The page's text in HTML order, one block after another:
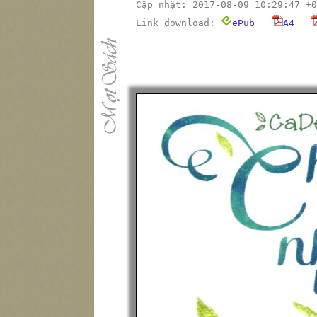
Cập nhật: 2017-08-09 10:29:47
Link download:
ePub A4